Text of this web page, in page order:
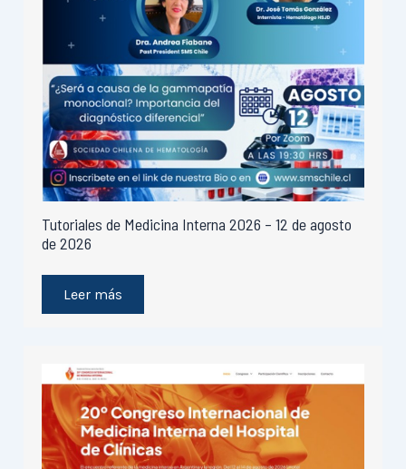
Tutoriales de Medicina Interna 2026 – 12 de agosto
de 2026
Leer más